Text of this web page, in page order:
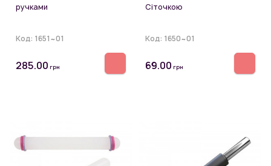
ручками
Код: 1651~01
285.00 грн
Сіточкою
Код: 1650~01
69.00 грн